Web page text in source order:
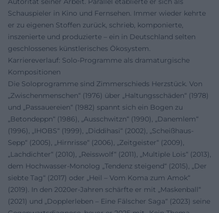
Schauspieler in Kino und Fernsehen. Immer wieder kehrte
er zu eigenen Stoffen zurück, schrieb, komponierte,
inszenierte und produzierte – ein in Deutschland selten
geschlossenes künstlerisches Ökosystem.
Karriereverlauf: Solo-Programme als dramaturgische
Kompositionen
Die Soloprogramme sind Zimmerschieds Herzstück. Von
„Zwischenmenschen“ (1976) über „Haltungsschäden“ (1978)
und „Passauereien“ (1982) spannt sich ein Bogen zu
„Betondeppn“ (1986), „Ausschwitzn“ (1990), „Danemlem“
(1996), „IHOBS“ (1999), „Diddihasi“ (2002), „Scheißhaus-
Sepp“ (2005), „Hirnrisse“ (2006), „Zeitgeister“ (2009),
„Lachdichter“ (2010), „Reisswolf“ (2011), „Multiple Lois“ (2013),
dem Hochwasser-Monolog „Tendenz steigend“ (2015), „Der
siebte Tag“ (2017) oder „Heil – Vom Koma zum Amok“
(2019). In den 2020er-Jahren schärfte er mit „Maskenball“
(2021) und „Dopplerleben – Eine Fälscher Saga“ (2023) seine